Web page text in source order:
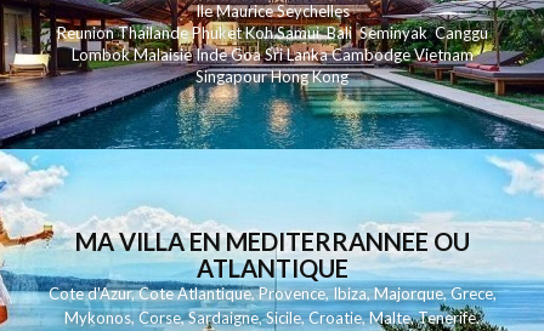
Ile MauriceSeychelles
ReunionThailandePhuketKohSamui Bali SeminyakCanggu
LombokMalaisieIndeGoaSri LankaCambodgeVietnam
SingapourHong Kong
MA VILLA EN MEDITERRANNEE OU
ATLANTIQUE
Cote d'Azur,Cote Atlantique,Provence,Ibiza,Majorque,Grece,
Mykonos,Corse,Sardaigne,Sicile,Croatie,Malte,Tenerife,